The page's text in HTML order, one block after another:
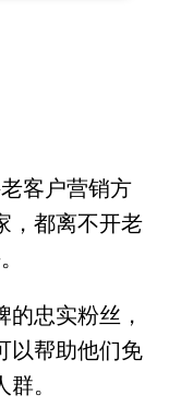
客户营销方
，都离不开老
忠实粉丝，
以帮助他们免
。